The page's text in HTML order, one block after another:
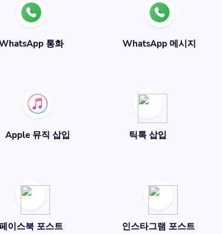
통화 WhatsApp 메시지
Apple 뮤직 삽입 틱톡 삽입
이스북 포스트 인스타그램 포스트